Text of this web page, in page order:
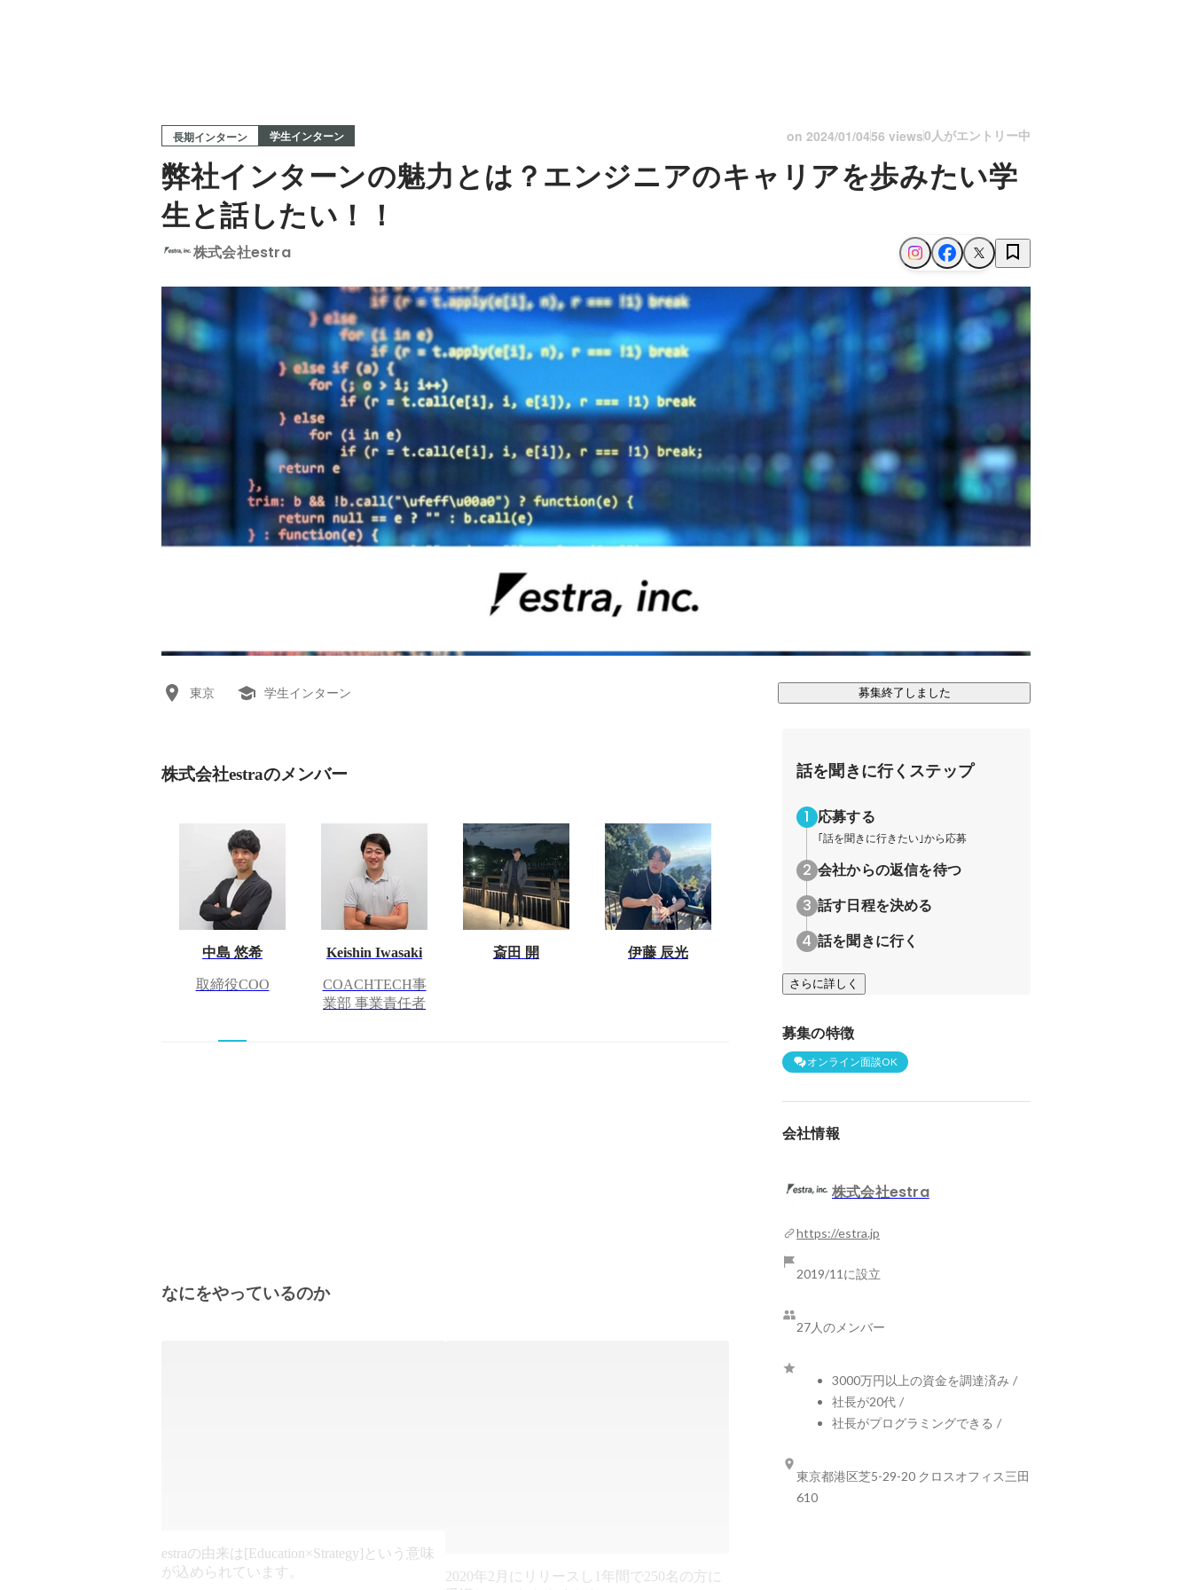
長期インターン 学生インターン on 2024/01/0456 views0人がエントリー中
弊社インターンの魅力とは？エンジニアのキャリアを歩みたい学
生と話したい！！
株式会社estra
東京 学生インターン 募集終了しました
株式会社estraのメンバー
中島 悠希
取締役COO
Keishin Iwasaki
COACHTECH事
業部 事業責任者
斎田 開 伊藤 辰光
なにをやっているのか
estraの由来は[Education×Strategy]という意味
が込められています。
2020年2月にリリースし1年間で250名の方に
話を聞きに行くステップ
応募する
｢話を聞きに行きたい｣から応募
会社からの返信を待つ
話す日程を決める
話を聞きに行く
さらに詳しく
募集の特徴
オンライン面談OK
会社情報
株式会社estra
https://estra.jp
2019/11に設立
27人のメンバー
3000万円以上の資金を調達済み /
社長が20代 /
社長がプログラミングできる /
東京都港区芝5-29-20 クロスオフィス三田
610